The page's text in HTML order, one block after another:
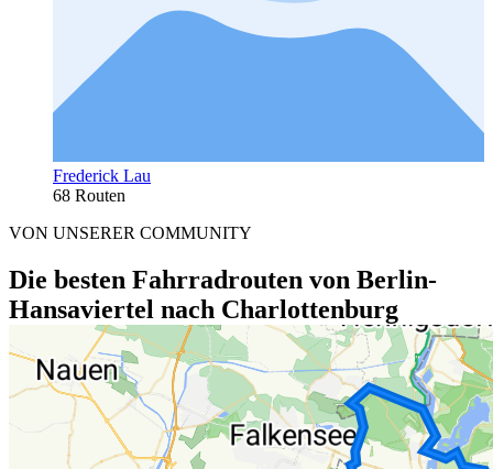
Frederick Lau
68 Routen
VON UNSERER COMMUNITY
Die besten Fahrradrouten von Berlin-
Hansaviertel nach Charlottenburg